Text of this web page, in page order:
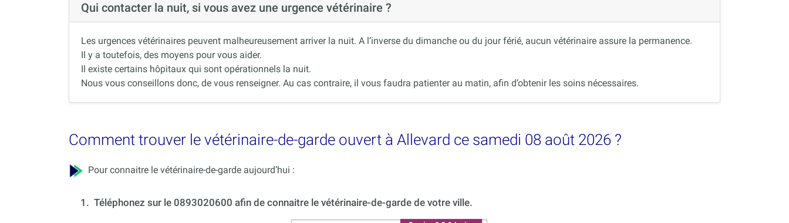
Qui contacter la nuit, si vous avez une urgence vétérinaire ?
Les urgences vétérinaires peuvent malheureusement arriver la nuit. A l’inverse du dimanche ou du jour férié, aucun vétérinaire assure la permanence.
Il y a toutefois, des moyens pour vous aider.
Il existe certains hôpitaux qui sont opérationnels la nuit.
Nous vous conseillons donc, de vous renseigner. Au cas contraire, il vous faudra patienter au matin, afin d’obtenir les soins nécessaires.
Comment trouver le vétérinaire-de-garde ouvert à Allevard ce samedi 08 août 2026 ?
Pour connaitre le vétérinaire-de-garde aujourd’hui :
1. Téléphonez sur le 0893020600 afin de connaitre le vétérinaire-de-garde de votre ville.